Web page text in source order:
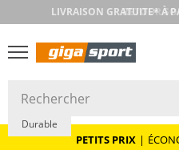
RETOUR
PETITS PRIX
PETITS PRIX |
Durable